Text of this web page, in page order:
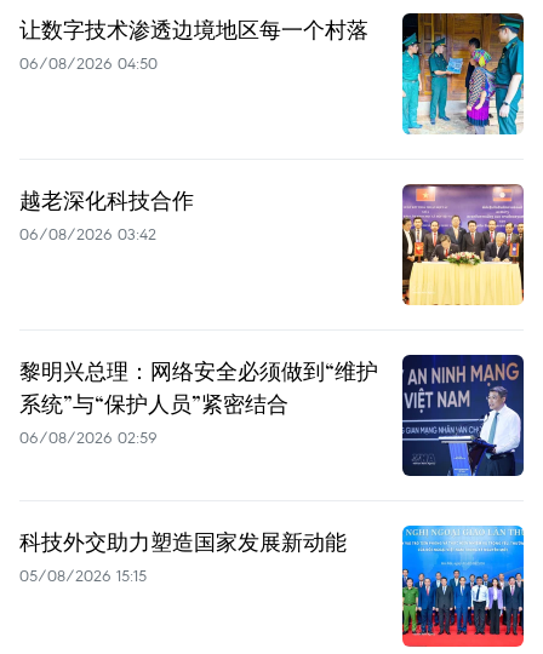
让数字技术渗透边境地区每一个村落
06/08/2026 04:50
越老深化科技合作
06/08/2026 03:42
黎明兴总理：网络安全必须做到“维护
系统”与“保护人员”紧密结合
06/08/2026 02:59
科技外交助力塑造国家发展新动能
05/08/2026 15:15